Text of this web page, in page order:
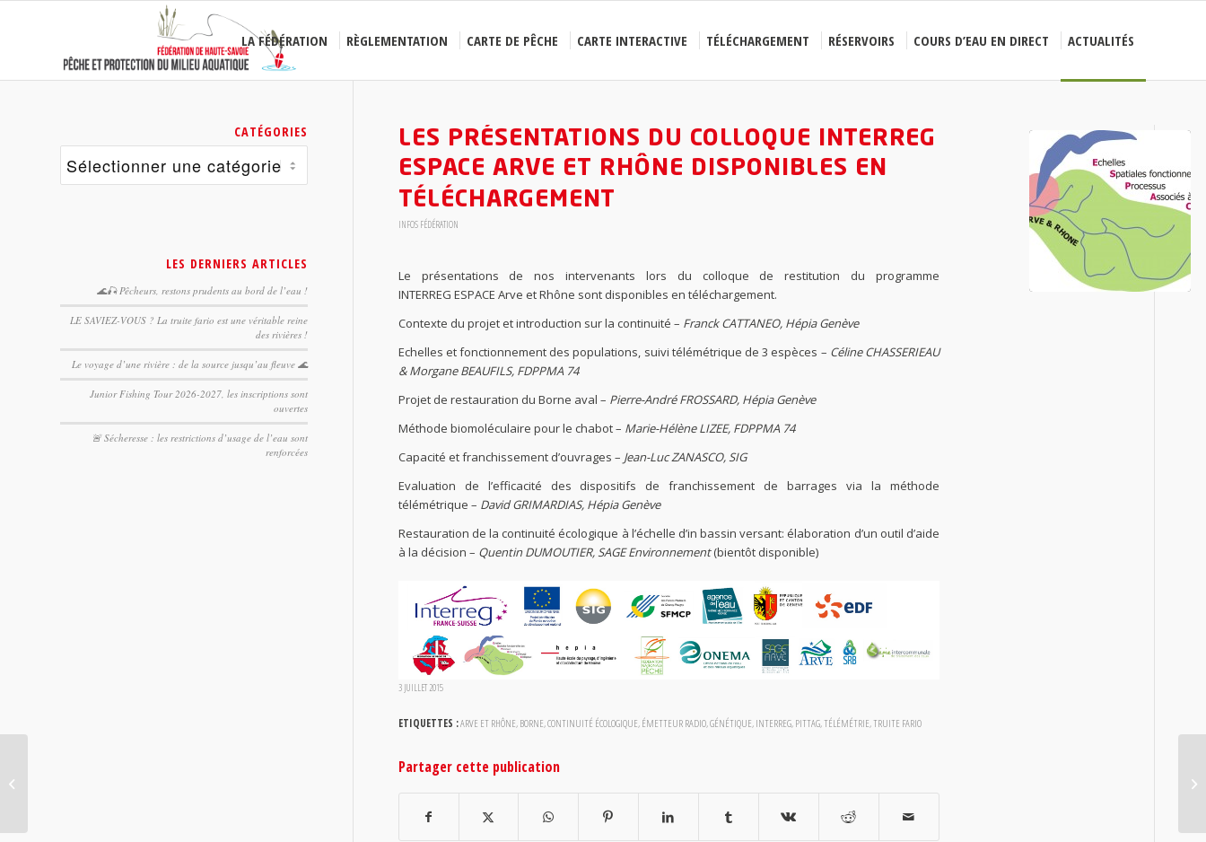
LA FÉDÉRATION RÈGLEMENTATION CARTE DE PÊCHE CARTE INTERACTIVE TÉLÉCHARGEMENT RÉSERVOIRS COURS D’EAU EN DIRECT ACTUALITÉS
LES PRÉSENTATIONS DU COLLOQUE INTERREG
ESPACE ARVE ET RHÔNE DISPONIBLES EN
TÉLÉCHARGEMENT
INFOS FÉDÉRATION
Le présentations de nos intervenants lors du colloque de restitution du programme
INTERREG ESPACE Arve et Rhône sont disponibles en téléchargement.
Contexte du projet et introduction sur la continuité – Franck CATTANEO, Hépia Genève
Echelles et fonctionnement des populations, suivi télémétrique de 3 espèces – Céline CHASSERIEAU
& Morgane BEAUFILS, FDPPMA 74
Projet de restauration du Borne aval – Pierre-André FROSSARD, Hépia Genève
Méthode biomoléculaire pour le chabot– Marie-Hélène LIZEE, FDPPMA 74
Capacité et franchissement d’ouvrages – Jean-Luc ZANASCO, SIG
Evaluation de l’efficacité des dispositifs de franchissement de barrages via la méthode
télémétrique – David GRIMARDIAS, Hépia Genève
Restauration de la continuité écologique à l’échelle d’in bassin versant: élaboration d’un outil d’aide
à la décision – Quentin DUMOUTIER, SAGE Environnement(bientôt disponible)
3 JUILLET 2015
ETIQUETTES :ARVE ET RHÔNE,BORNE,CONTINUITÉ ÉCOLOGIQUE,ÉMETTEUR RADIO,GÉNÉTIQUE,INTERREG,PITTAG,TÉLÉMÉTRIE,TRUITE FARIO
Partager cette publication
CATÉGORIES
LES DERNIERS ARTICLES
🌊🎣 Pêcheurs, restons prudents au bord de l’eau !
LE SAVIEZ-VOUS ? La truite fario est une véritable reine
des rivières !
Le voyage d’une rivière : de la source jusqu’au fleuve 🌊
Junior Fishing Tour 2026-2027, les inscriptions sont
ouvertes
🚨 Sécheresse : les restrictions d’usage de l’eau sont
renforcées